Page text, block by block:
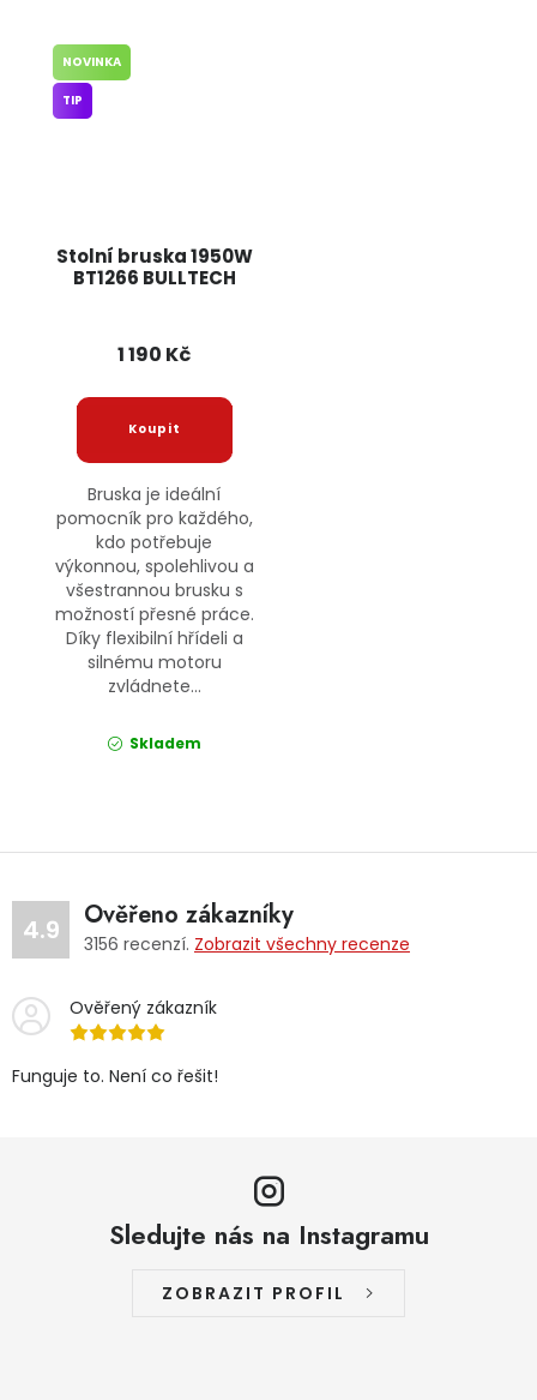
Stolní bruska 1950W
BT1266 BULLTECH
NOVINKA
TIP
1 190 Kč
Bruska je ideální
pomocník pro každého,
kdo potřebuje
výkonnou, spolehlivou a
všestrannou brusku s
možností přesné práce.
Díky flexibilní hřídeli a
silnému motoru
zvládnete...
Skladem
4.9 Ověřeno zákazníky
3156 recenzí. Zobrazit všechny recenze
Ověřený zákazník
Funguje to. Není co řešit!
Sledujte nás na Instagramu
ZOBRAZIT PROFIL